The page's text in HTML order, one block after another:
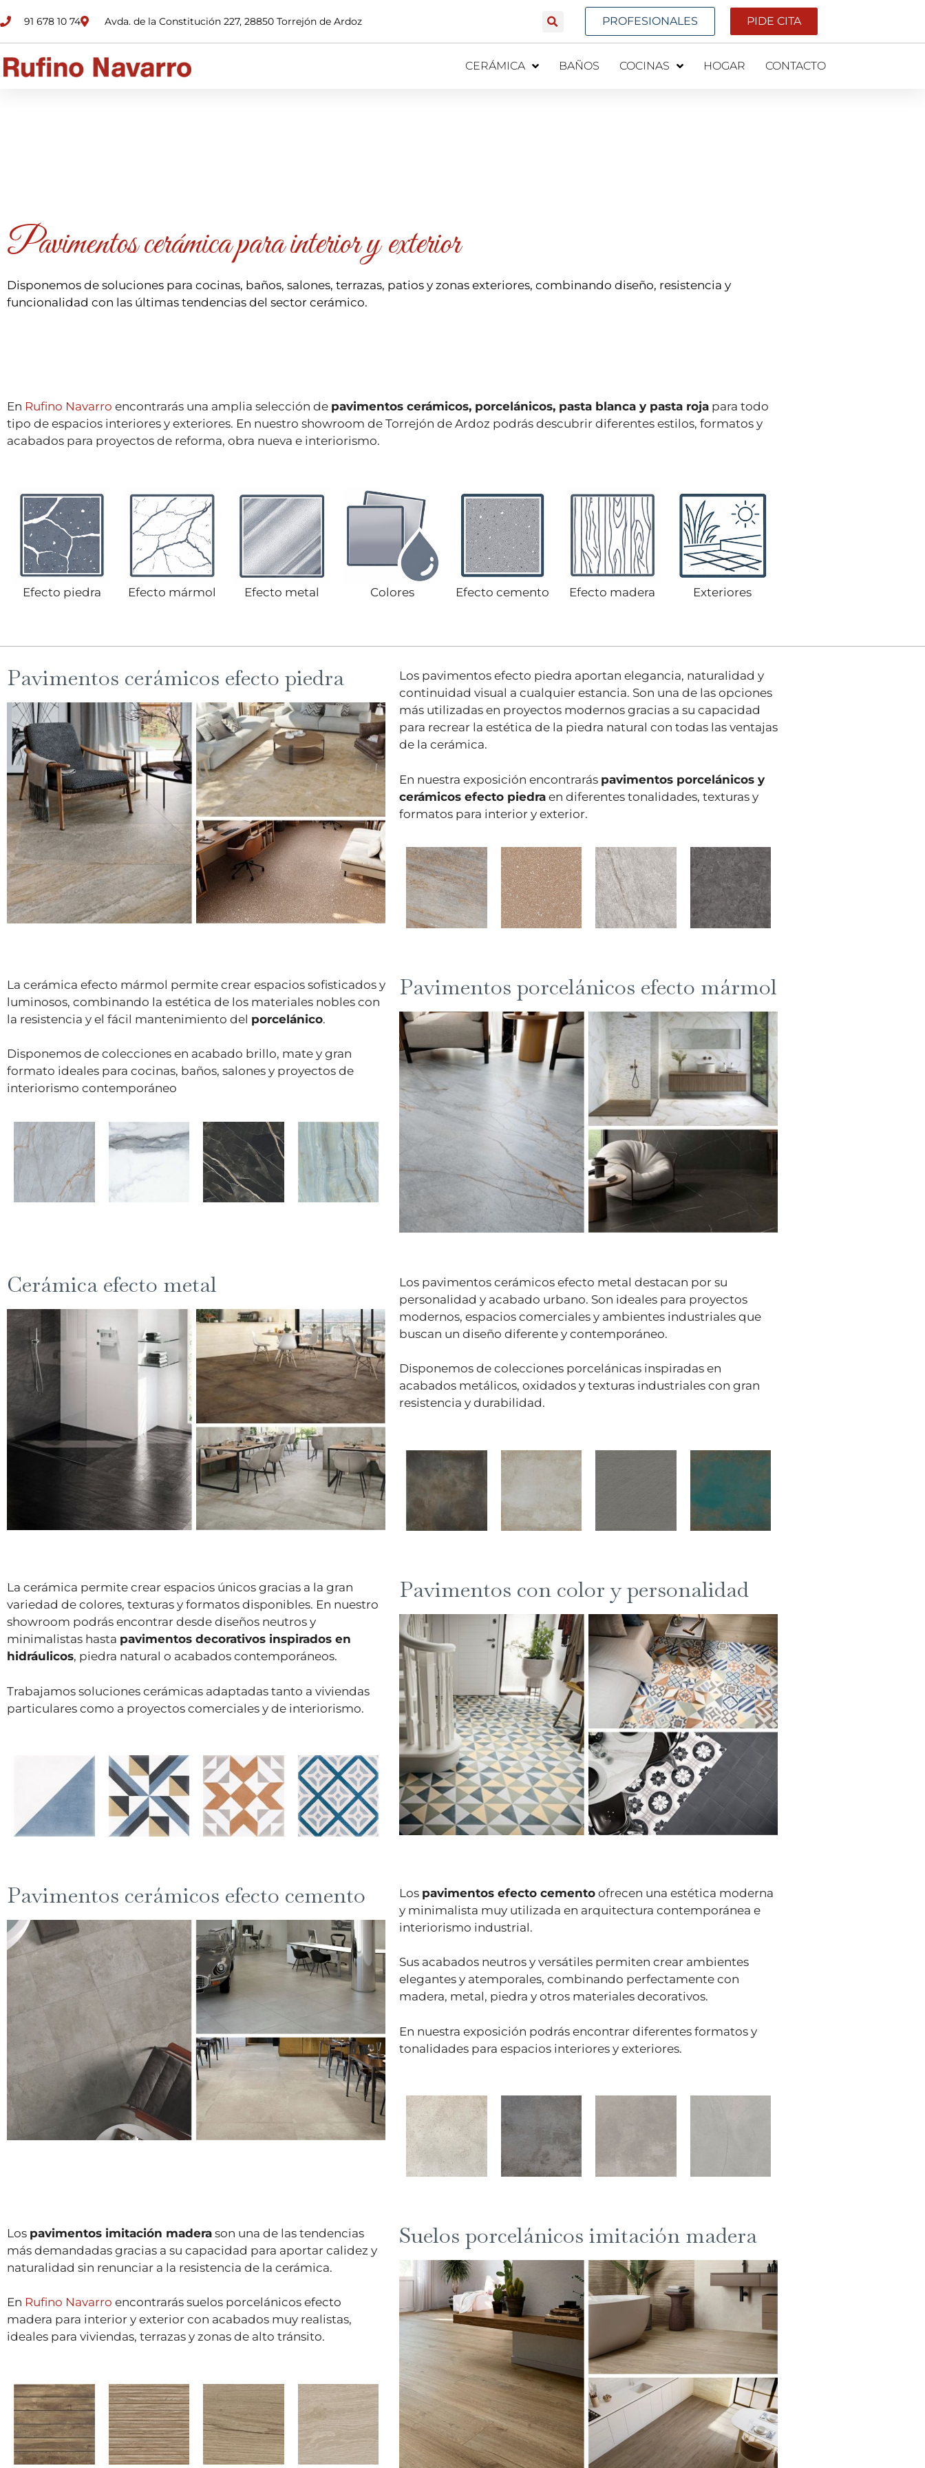
91 678 10 74 Avda. de la Constitución 227, 28850 Torrejón de Ardoz PROFESIONALES PIDE CITA
CERÁMICA BAÑOS COCINAS HOGAR CONTACTO
Pavimentos cerámica para interior y exterior
Disponemos de soluciones para cocinas, baños, salones, terrazas, patios y zonas exteriores, combinando diseño, resistencia y
funcionalidad con las últimas tendencias del sector cerámico.
En Rufino Navarro encontrarás una amplia selección de pavimentos cerámicos, porcelánicos, pasta blanca y pasta roja para todo
tipo de espacios interiores y exteriores. En nuestro showroom de Torrejón de Ardoz podrás descubrir diferentes estilos, formatos y
acabados para proyectos de reforma, obra nueva e interiorismo.
Efecto piedra Efecto mármol Efecto metal Colores Efecto cemento Efecto madera Exteriores
Pavimentos cerámicos efecto piedra
Los pavimentos efecto piedra aportan elegancia, naturalidad y
continuidad visual a cualquier estancia. Son una de las opciones
más utilizadas en proyectos modernos gracias a su capacidad
para recrear la estética de la piedra natural con todas las ventajas
de la cerámica.
En nuestra exposición encontrarás pavimentos porcelánicos y
cerámicos efecto piedra en diferentes tonalidades, texturas y
formatos para interior y exterior.
La cerámica efecto mármol permite crear espacios sofisticados y
luminosos, combinando la estética de los materiales nobles con
la resistencia y el fácil mantenimiento del porcelánico.
Disponemos de colecciones en acabado brillo, mate y gran
formato ideales para cocinas, baños, salones y proyectos de
interiorismo contemporáneo
Pavimentos porcelánicos efecto mármol
Cerámica efecto metal
Los pavimentos cerámicos efecto metal destacan por su
personalidad y acabado urbano. Son ideales para proyectos
modernos, espacios comerciales y ambientes industriales que
buscan un diseño diferente y contemporáneo.
Disponemos de colecciones porcelánicas inspiradas en
acabados metálicos, oxidados y texturas industriales con gran
resistencia y durabilidad.
La cerámica permite crear espacios únicos gracias a la gran
variedad de colores, texturas y formatos disponibles. En nuestro
showroom podrás encontrar desde diseños neutros y
minimalistas hasta pavimentos decorativos inspirados en
hidráulicos, piedra natural o acabados contemporáneos.
Trabajamos soluciones cerámicas adaptadas tanto a viviendas
particulares como a proyectos comerciales y de interiorismo.
Pavimentos con color y personalidad
Pavimentos cerámicos efecto cemento Los pavimentos efecto cemento ofrecen una estética moderna
y minimalista muy utilizada en arquitectura contemporánea e
interiorismo industrial.
Sus acabados neutros y versátiles permiten crear ambientes
elegantes y atemporales, combinando perfectamente con
madera, metal, piedra y otros materiales decorativos.
En nuestra exposición podrás encontrar diferentes formatos y
tonalidades para espacios interiores y exteriores.
Los pavimentos imitación madera son una de las tendencias
más demandadas gracias a su capacidad para aportar calidez y
naturalidad sin renunciar a la resistencia de la cerámica.
En Rufino Navarro encontrarás suelos porcelánicos efecto
madera para interior y exterior con acabados muy realistas,
ideales para viviendas, terrazas y zonas de alto tránsito.
Suelos porcelánicos imitación madera